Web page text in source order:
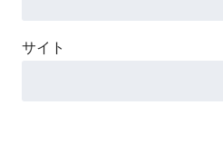
サイト